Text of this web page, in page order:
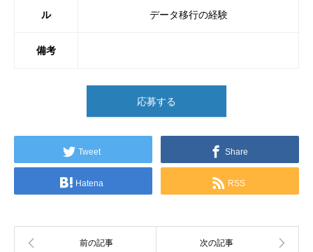
ル
データ移行の経験
備考
応募する
Tweet Share
Hatena RSS